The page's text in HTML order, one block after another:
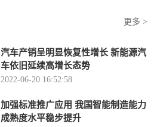
更多 >
汽车产销呈明显恢复性增长 新能源汽
车依旧延续高增长态势
2022-06-20 16:52:58
加强标准推广应用 我国智能制造能力
成熟度水平稳步提升